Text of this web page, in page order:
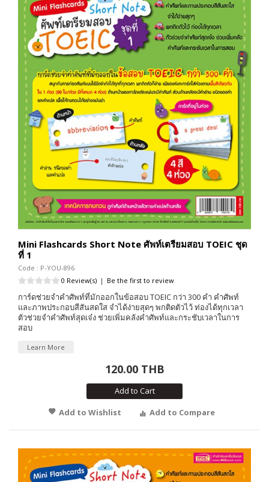
Mini Flashcards Short Note ศัพท์เตรียมสอบ TOEIC ชุด
ที่ 1
Code : P-YOU-896
0 Review(s) | Be the first to review
การ์ดช่วยจำคำศัพท์ที่มักออกในข้อสอบ TOEIC กว่า 300 คำ คำศัพท์
และภาพประกอบสีสันสดใส จำได้ง่ายสุดๆ พกติดตัวไว้ ท่องได้ทุกเวลา
ตัวช่วยจำคำศัพท์สุดเจ๋ง ช่วยเพิ่มคลังคำศัพท์และกระชับเวลาในการ
สอบ
Learn More
120.00 THB
Add to Cart
Add to Wishlist
Add to Compare